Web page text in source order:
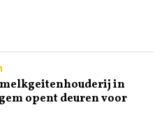
in
opent deuren voor